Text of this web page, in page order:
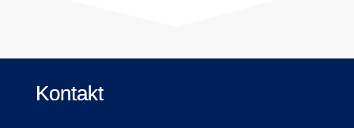
Kontakt